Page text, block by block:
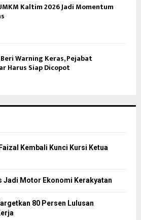
Kaltim 2026 Jadi Momentum
Warning Keras, Pejabat
Harus Siap Dicopot
Kembali Kunci Kursi Ketua
Jadi Motor Ekonomi Kerakyatan
80 Persen Lulusan